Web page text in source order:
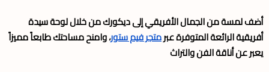
أضف لمسة من الجمال الأفريقي إلى ديكورك من خلال لوحة سيدة
أفريقية الرائعة المتوفرة عبرمتجر فيم ستور، وامنح مساحتك طابعاً مميزاً
يعبر عن أناقة الفن والتراث